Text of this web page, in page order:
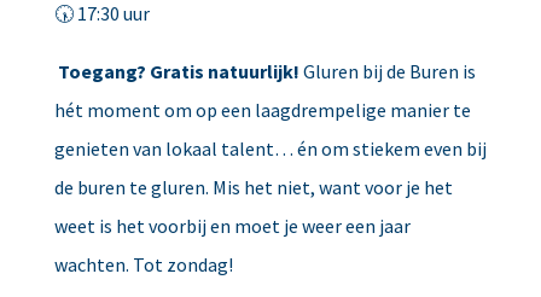
🕠 17:30 uur
Toegang? Gratis natuurlijk! Gluren bij de Buren is
hét moment om op een laagdrempelige manier te
genieten van lokaal talent… én om stiekem even bij
de buren te gluren. Mis het niet, want voor je het
weet is het voorbij en moet je weer een jaar
wachten. Tot zondag!